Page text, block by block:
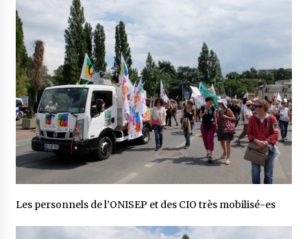
Les personnels de l’ONISEP et des CIO très mobilisé-es